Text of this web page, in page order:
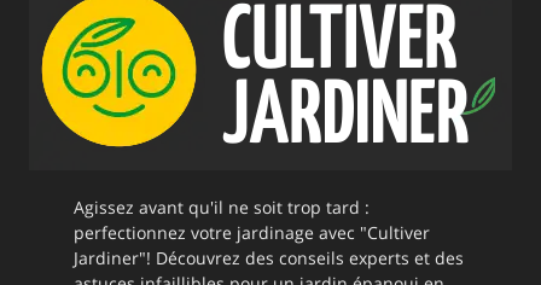
Agissez avant qu'il ne soit trop tard :
perfectionnez votre jardinage avec "Cultiver
Jardiner"! Découvrez des conseils experts et des